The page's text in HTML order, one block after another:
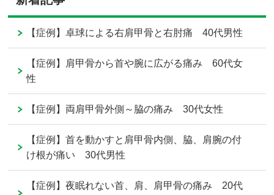
【症例】卓球による右肩甲骨と右肘痛 40代男性
【症例】肩甲骨から首や腕に広がる痛み 60代女
性
【症例】両肩甲骨外側～脇の痛み 30代女性
【症例】首を動かすと肩甲骨内側、脇、肩腕の付
け根が痛い 30代男性
【症例】夜眠れない首、肩、肩甲骨の痛み 20代